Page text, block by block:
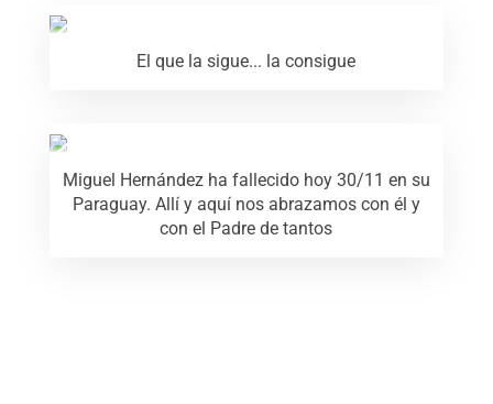
El que la sigue... la consigue
Miguel Hernández ha fallecido hoy 30/11 en su
Paraguay. Allí y aquí nos abrazamos con él y
con el Padre de tantos